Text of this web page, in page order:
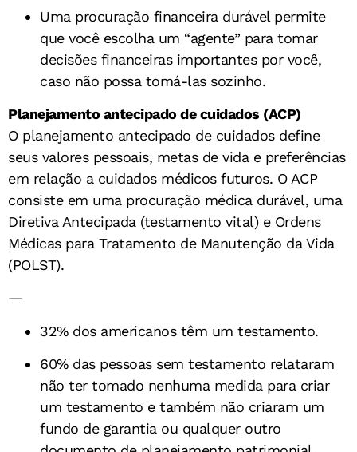
Uma procuração financeira durável permite
que você escolha um “agente” para tomar
decisões financeiras importantes por você,
caso não possa tomá-las sozinho.
Planejamento antecipado de cuidados (ACP)
O planejamento antecipado de cuidados define
seus valores pessoais, metas de vida e preferências
em relação a cuidados médicos futuros. O ACP
consiste em uma procuração médica durável, uma
Diretiva Antecipada (testamento vital) e Ordens
Médicas para Tratamento de Manutenção da Vida
(POLST).
—
32% dos americanos têm um testamento.
60% das pessoas sem testamento relataram
não ter tomado nenhuma medida para criar
um testamento e também não criaram um
fundo de garantia ou qualquer outro